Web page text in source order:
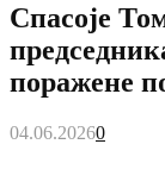
Спасоје
поражене
04.06.20260